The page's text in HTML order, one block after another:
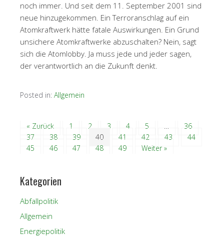
noch immer. Und seit dem 11. September 2001 sind
neue hinzugekommen. Ein Terroranschlag auf ein
Atomkraftwerk hätte fatale Auswirkungen. Ein Grund
unsichere Atomkraftwerke abzuschalten? Nein, sagt
sich die Atomlobby. Ja muss jede und jeder sagen,
der verantwortlich an die Zukunft denkt.
Posted in: Allgemein
« Zurück 1 2 3 4 5 …
36
37
38 39 40 41 42 43
44
45
46 47 48 49 Weiter »
Kategorien
Abfallpolitik
Allgemein
Energiepolitik